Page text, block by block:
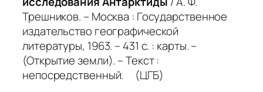
Трешников. – Москва : Государственное
издательство географической
литературы, 1963. – 431 с. : карты. –
(Открытие земли). – Текст :
непосредственный. (ЦГБ)